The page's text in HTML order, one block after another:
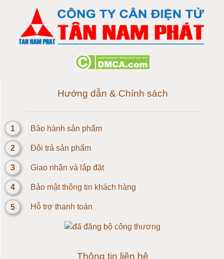
Cân điện tử 150 tấn
Loadcell 300g
Cảm biến Loadcell 2kg
Loadcell 3kg
Loadcell 5kg
Loadcell 10kg
Loadcell 20kg
Hướng dẫn & Chính sách
1 Bảo hành sản phẩm
2 Đôi trả sản phẩm
3 Giao nhận và lắp đặt
4 Bảo mật thông tin khách hàng
5 Hỗ trợ thanh toán
Thông tin liên hệ